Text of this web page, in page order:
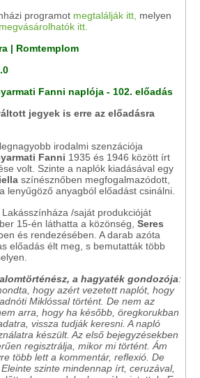
programot megtalálják itt, melyen
megvásárolhatók itt.
| Romtemplom
Fanni naplója - 102. előadás
jegyek is erre az előadásra
irodalmi szenzációja
Fanni 1935 és 1946 között írt
volt. Szinte a naplók kiadásával egy
színésznőben megfogalmazódott,
lenyűgöző anyagból előadást csinálni.
/saját produkcióját
15-én láthatta a közönség, Seres
és rendezésében. A darab azóta
előadás élt meg, s bemutatták több
a hagyaték gondozója:
hogy azért vezetett naplót, hogy
Miklóssal történt. De nem az
arra, hogy ha később, öregkorukban
vissza tudják keresni. A napló
készült. Az első bejegyzésekben
regisztrálja, mikor mi történt. Ám
több lett a kommentár, reflexió. De
szinte mindennap írt, ceruzával,